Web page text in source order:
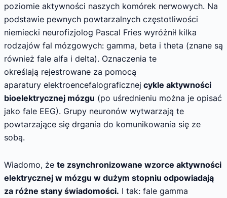
poziomie aktywności naszych komórek nerwowych. Na
podstawie pewnych powtarzalnych częstotliwości
niemiecki neurofizjolog Pascal Fries wyróżnił kilka
rodzajów fal mózgowych: gamma, beta i theta (znane są
również fale alfa i delta). Oznaczenia te
określają rejestrowane za pomocą
aparatury elektroencefalograficznej cykle aktywności
bioelektrycznej mózgu (po uśrednieniu można je opisać
jako fale EEG). Grupy neuronów wytwarzają te
powtarzające się drgania do komunikowania się ze
sobą.
Wiadomo, że te zsynchronizowane wzorce aktywności
elektrycznej w mózgu w dużym stopniu odpowiadają
za różne stany świadomości. I tak: fale gamma